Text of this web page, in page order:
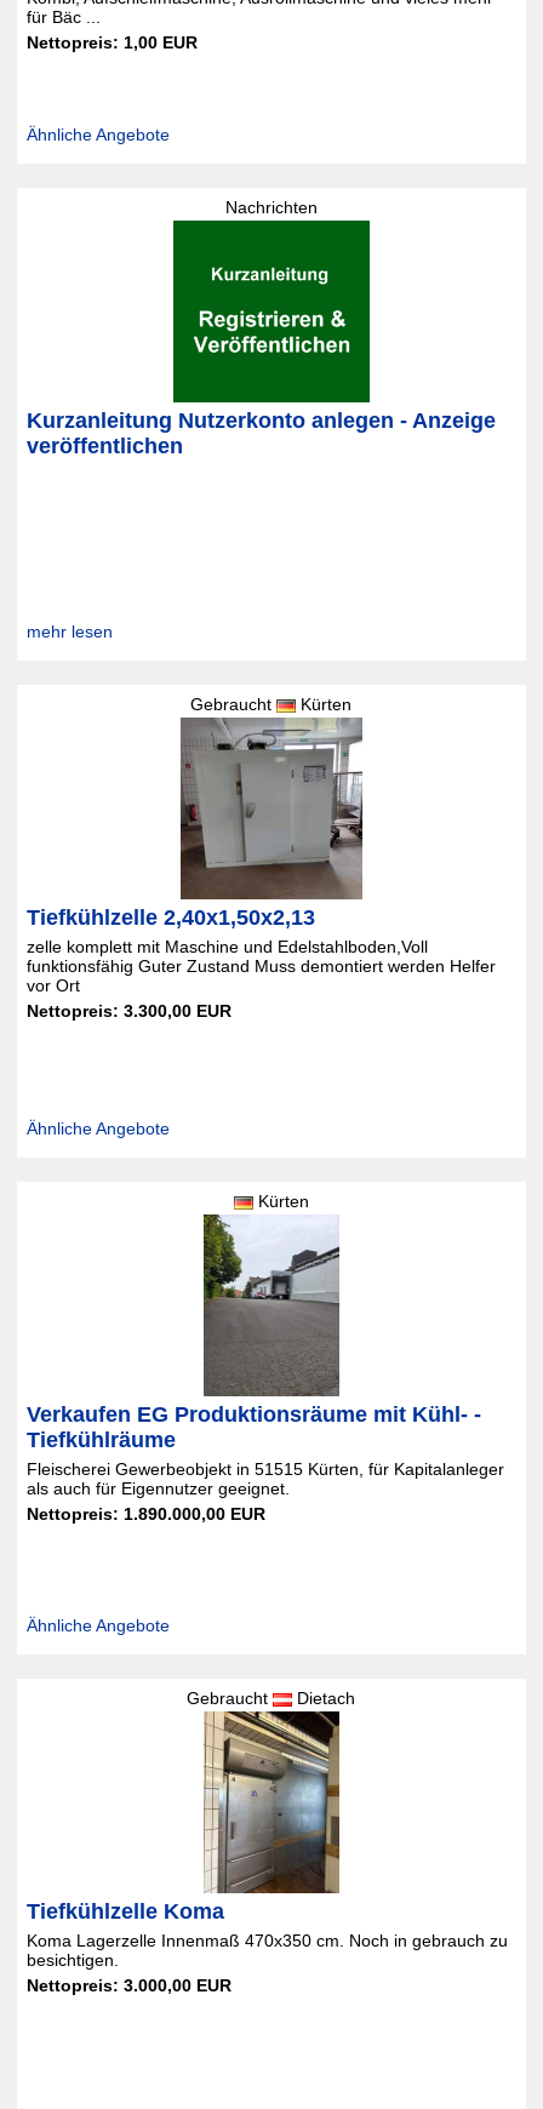
für Bäc ...
Nettopreis: 1,00 EUR
Ähnliche Angebote
Nachrichten
Kurzanleitung Nutzerkonto anlegen - Anzeige
veröffentlichen
mehr lesen
Gebraucht Kürten
Tiefkühlzelle 2,40x1,50x2,13
zelle komplett mit Maschine und Edelstahlboden,Voll
funktionsfähig Guter Zustand Muss demontiert werden Helfer
vor Ort
Nettopreis: 3.300,00 EUR
Ähnliche Angebote
Kürten
Verkaufen EG Produktionsräume mit Kühl- -
Tiefkühlräume
Fleischerei Gewerbeobjekt in 51515 Kürten, für Kapitalanleger
als auch für Eigennutzer geeignet.
Nettopreis: 1.890.000,00 EUR
Ähnliche Angebote
Gebraucht Dietach
Tiefkühlzelle Koma
Koma Lagerzelle Innenmaß 470x350 cm. Noch in gebrauch zu
besichtigen.
Nettopreis: 3.000,00 EUR